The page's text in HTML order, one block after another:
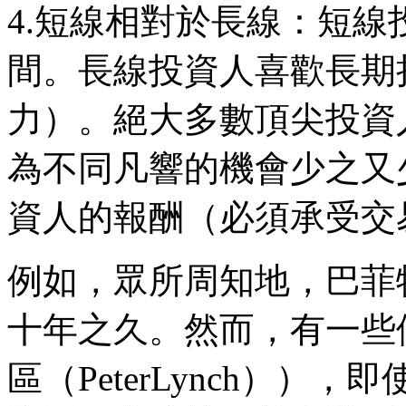
4.短線相對於長線：短線
間。長線投資人喜歡長
力）。絕大多數頂尖投
為不同凡響的機會少之
資人的報酬（必須承受
例如，眾所周知地，巴
十年之久。然而，有一
區（PeterLynch）），